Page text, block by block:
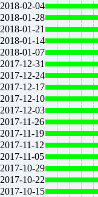
2018-02-04
2018-01-28
2018-01-21
2018-01-14
2018-01-07
2017-12-31
2017-12-24
2017-12-17
2017-12-10
2017-12-03
2017-11-26
2017-11-19
2017-11-12
2017-11-05
2017-10-29
2017-10-22
2017-10-15